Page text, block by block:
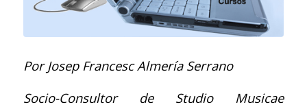
Por Josep Francesc Almería Serrano
Socio-Consultor de Studio Musicae